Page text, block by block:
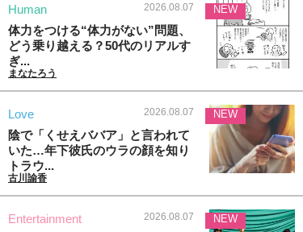
Human 2026.08.07
体力をつける“体力がない”問題、
どう乗り越える？50代のリアルす
ぎ...
まなたろう
NEW
Love 2026.08.07
陰で「くせえババア」と言われて
いた…年下彼氏のウラの顔を知り
トラウ...
古川諭香
NEW
Entertainment 2026.08.07 NEW